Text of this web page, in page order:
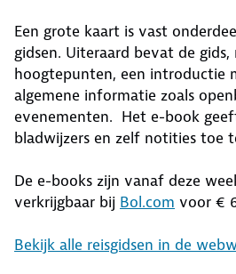
Een grote kaart is vast
gidsen. Uiteraard bevat de
hoogtepunten, een introductie
algemene informatie zoals
evenementen. Het e-book
bladwijzers en zelf notities toe
De e-books zijn vanaf deze
verkrijgbaar bij Bol.com voor €
Bekijk alle reisgidsen in de